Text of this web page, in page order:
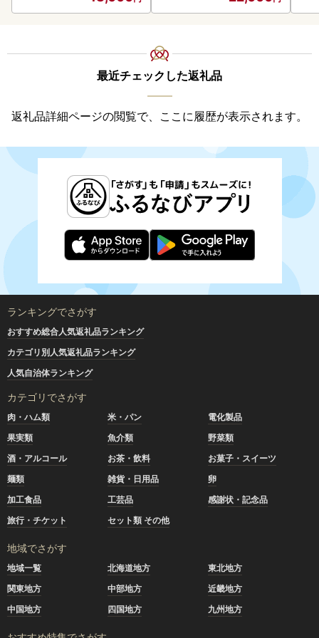
最近チェックした返礼品
返礼品詳細ページの閲覧で、ここに履歴が表示されます。
ランキングでさがす
おすすめ総合人気返礼品ランキング
カテゴリ別人気返礼品ランキング
人気自治体ランキング
カテゴリでさがす
肉・ハム類 米・パン
電化製品
果実類
魚介類
野菜類
酒・アルコール
お茶・飲料
お菓子・スイーツ
麺類
雑貨・日用品
卵
加工食品
工芸品
感謝状・記念品
旅行・チケット
セット類 その他
地域でさがす
地域一覧 北海道地方
東北地方
関東地方
中部地方
近畿地方
中国地方
四国地方 九州地方